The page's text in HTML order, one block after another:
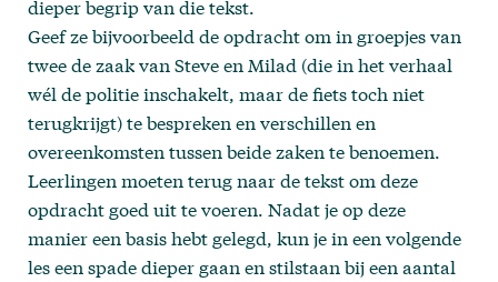
dieper begrip van die tekst.
Geef ze bijvoorbeeld de opdracht om in groepjes van
twee de zaak van Steve en Milad (die in het verhaal
wél de politie inschakelt, maar de fiets toch niet
terugkrijgt) te bespreken en verschillen en
overeenkomsten tussen beide zaken te benoemen.
Leerlingen moeten terug naar de tekst om deze
opdracht goed uit te voeren. Nadat je op deze
manier een basis hebt gelegd, kun je in een volgende
les een spade dieper gaan en stilstaan bij een aantal